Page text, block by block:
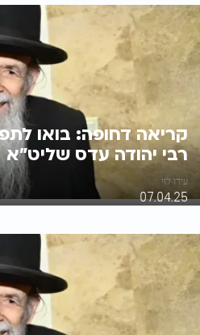
קריאה דחופה: בואו
רבי יהודה עדס שליט"א
עידו לוי
07.04.25